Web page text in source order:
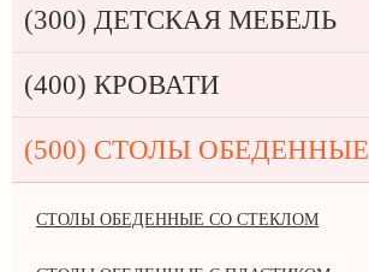
(300) ДЕТСКАЯ МЕБЕЛЬ
(400) КРОВАТИ
(500) СТОЛЫ ОБЕДЕННЫЕ
СТОЛЫ ОБЕДЕННЫЕ СО СТЕКЛОМ